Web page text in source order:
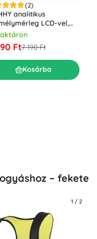
(2)
analitikus
LCD-vel,
és
Ft7 190 Ft
Kosárba
– fekete
1 / 2